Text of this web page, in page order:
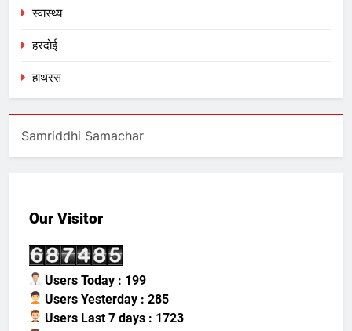
स्वास्थ्य
हरदोई
हाथरस
Samriddhi Samachar
Our Visitor
Users Today : 199
Users Yesterday : 285
Users Last 7 days : 1723